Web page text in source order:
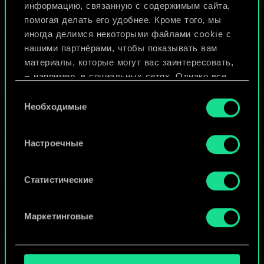
информацию, связанную с содержимым сайта,
помогая делать его удобнее. Кроме того, мы
иногда делимся некоторыми файлами cookie с
нашими партнёрами, чтобы показывать вам
материалы, которые могут вас заинтересовать,
— например, в социальных сетях. Однако все
разрешения.
Найти подробную информацию о том, как мы
используем ваши файлы cookie, и изменить
«Настройки» ниже.
согласия
Необходимые
Настроечные
Статистические
Маркетинговые
Назвать колоду и описать её
Изменить колоду
ИЛИ
Просмотреть колоды